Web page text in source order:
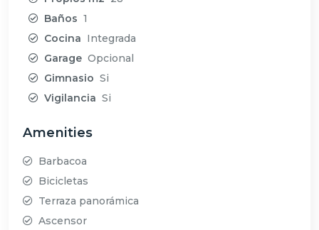
Baños 1
Cocina Integrada
Garage Opcional
Gimnasio Si
Vigilancia Si
Amenities
Barbacoa
Bicicletas
Terraza panorámica
Ascensor